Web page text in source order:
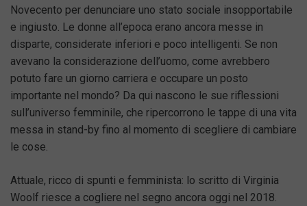
Novecento per denunciare uno stato sociale insopportabile
e ingiusto. Le donne all’epoca erano ancora messe in
disparte, considerate inferiori e poco intelligenti. Se non
avevano la considerazione dell’uomo, come avrebbero
potuto fare un giorno carriera e occupare un posto
importante nel mondo? Da qui nascono le sue riflessioni
sull’universo femminile, che ripercorrono le tappe di una vita
messa in stand-by fino al momento di scegliere di cambiare
le cose.
Attuale, ricco di spunti e femminista: lo scritto di Virginia
Woolf riesce a cogliere nel segno ancora oggi nel 2018.